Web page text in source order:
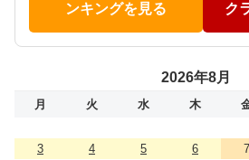
ンキングを見る
ク
2026年8月
月 火 水 木
3
4 5 6 7